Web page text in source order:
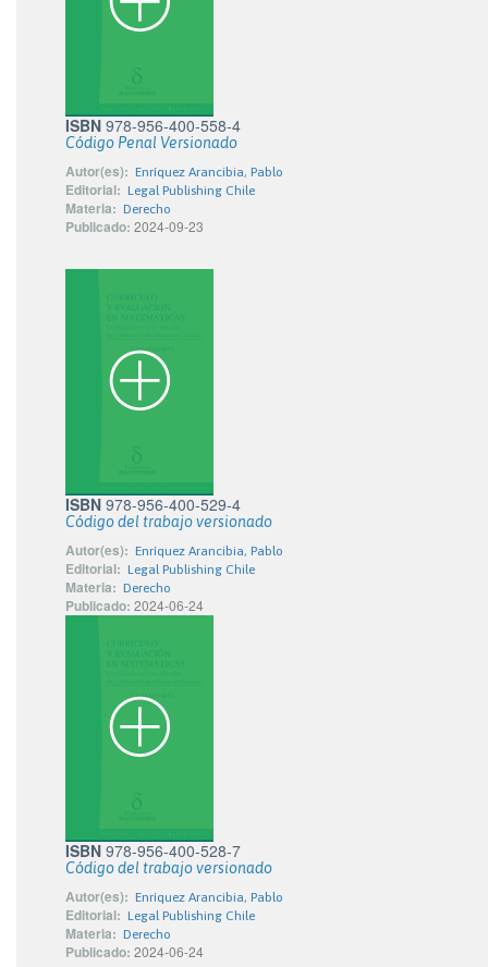
ISBN 978-956-400-558-4
Código Penal Versionado
Autor(es): Enríquez Arancibia, Pablo
Editorial: Legal Publishing Chile
Materia: Derecho
Publicado: 2024-09-23
ISBN 978-956-400-529-4
Código del trabajo versionado
Autor(es): Enríquez Arancibia, Pablo
Editorial: Legal Publishing Chile
Materia: Derecho
Publicado: 2024-06-24
ISBN 978-956-400-528-7
Código del trabajo versionado
Autor(es): Enríquez Arancibia, Pablo
Editorial: Legal Publishing Chile
Materia: Derecho
Publicado: 2024-06-24